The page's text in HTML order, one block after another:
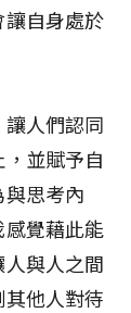
自身處於
人們認同
並賦予自
思考內
覺藉此能
與人之間
他人對待